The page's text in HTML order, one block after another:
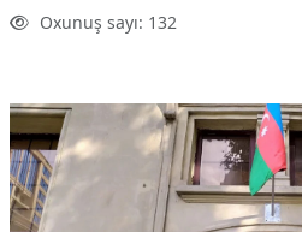
Oxunuş sayı: 132